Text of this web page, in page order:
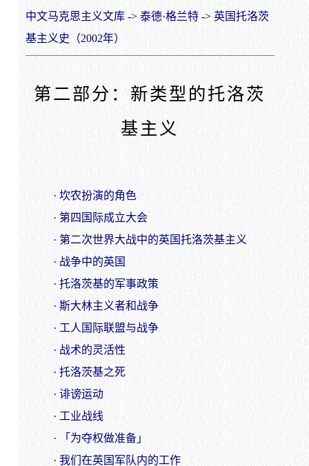
中文马克思主义文库-> 泰德·格兰特-> 英国托洛茨
基主义史（2002年）
第二部分：新类型的托洛茨
基主义
· 坎农扮演的角色
· 第四国际成立大会
·第二次世界大战中的英国托洛茨基主义
· 战争中的英国
· 托洛茨基的军事政策
· 斯大林主义者和战争
· 工人国际联盟与战争
· 战术的灵活性
· 托洛茨基之死
· 诽谤运动
· 工业战线
·
「为夺权做准备」
· 我们在英国军队内的工作